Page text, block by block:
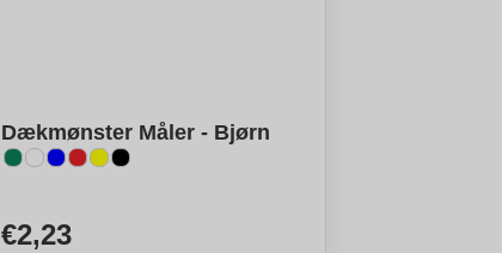
Dækmønster Måler - Bjørn
€2,23